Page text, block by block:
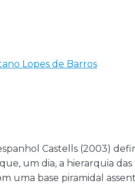
Lopes de Barros
Castells (2003)
um dia, a hierarquia
uma base piramidal